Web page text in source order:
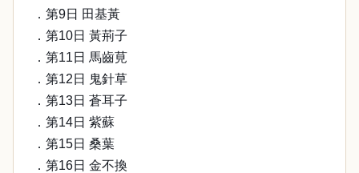
．第9日 田基黃
．第10日 黃荊子
．第11日 馬齒莧
．第12日 鬼針草
．第13日 蒼耳子
．第14日 紫蘇
．第15日 桑葉
．第16日 金不換